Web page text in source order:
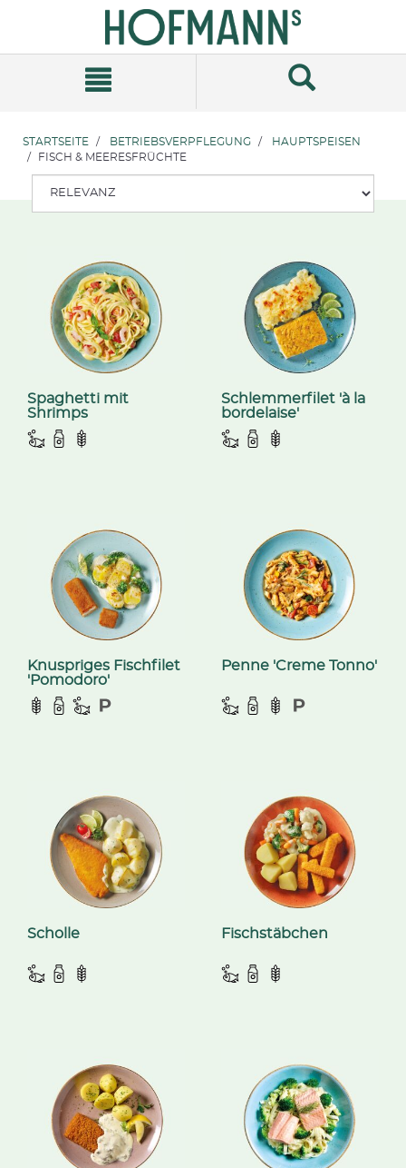
Navigationsmenü
STARTSEITE BETRIEBSVERPFLEGUNG
HAUPTSPEISEN
FISCH & MEERESFRÜCHTE
Spaghetti mit
Shrimps
Schlemmerfilet 'à la
bordelaise'
Knuspriges Fischfilet
'Pomodoro'
Penne 'Creme Tonno'
Scholle Fischstäbchen